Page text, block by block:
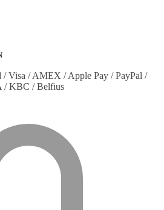
Visa / AMEX / Apple Pay / PayPal /
/ KBC / Belfius